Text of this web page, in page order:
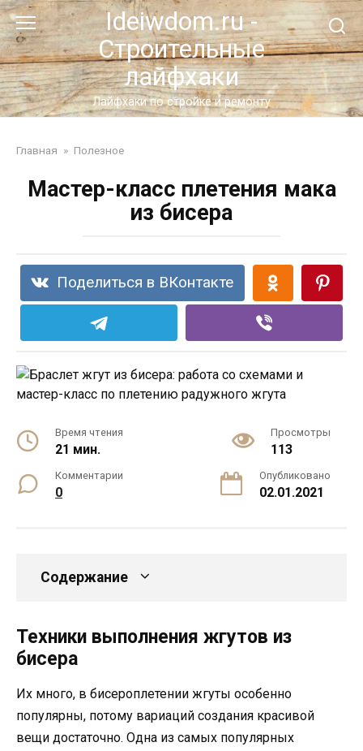
Перейти
к
контенту
Ideiwdom.ru -
Строительные
лайфхаки
Лайфхаки по стройке и ремонту
Главная » Полезное
Мастер-класс плетения мака
из бисера
Поделиться в ВКонтакте
Время чтения
21 мин.
Просмотры
113
Комментарии
0
Опубликовано
02.01.2021
Содержание
Техники выполнения жгутов из
бисера
Их много, в бисероплетении жгуты особенно
популярны, потому вариаций создания красивой
вещи достаточно. Одна из самых популярных